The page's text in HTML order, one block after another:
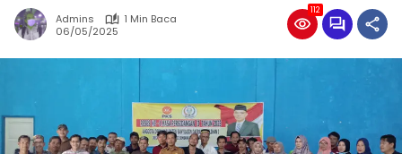
Admins
1 Min Baca
06/05/2025
112